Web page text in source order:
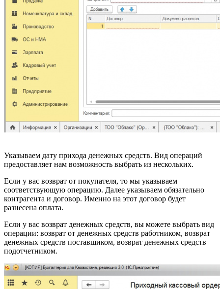
Указываем дату прихода денежных средств. Вид операций
предоставляет нам возможность выбрать из нескольких.
Если у вас возврат от покупателя, то мы указываем
соответствующую операцию. Далее указываем обязательно
контрагента и договор. Именно на этот договор будет
разнесена оплата.
Если у вас возврат денежных средств, вы можете выбрать вид
операции: возврат от денежных средств работником, возврат
денежных средств поставщиком, возврат денежных средств
подотчетником.